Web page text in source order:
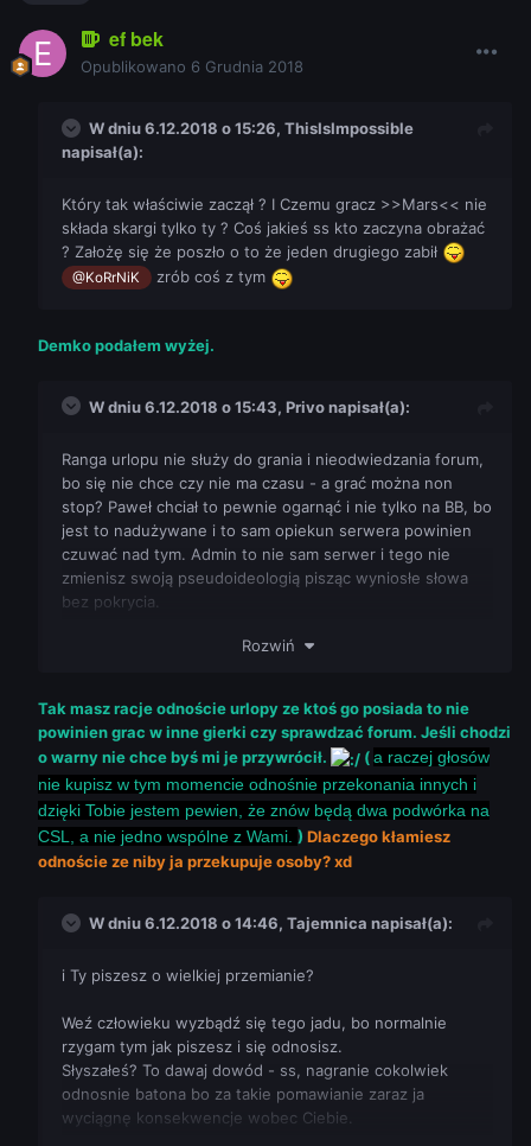
ef bek
Opublikowano 6 Grudnia 2018
W dniu 6.12.2018 o 15:26, ThisIsImpossible
napisał(a):
Który tak właściwie zaczął ? I Czemu gracz >>Mars<< nie
składa skargi tylko ty ? Coś jakieś ss kto zaczyna obrażać
? Założę się że poszło o to że jeden drugiego zabił
@KoRrNiK zrób coś z tym
Demko podałem wyżej.
W dniu 6.12.2018 o 15:43, Privonapisał(a):
Ranga urlopu nie służy do grania i nieodwiedzania forum,
bo się nie chce czy nie ma czasu - a grać można non
stop? Paweł chciał to pewnie ogarnąć i nie tylko na BB, bo
jest to nadużywane i to sam opiekun serwera powinien
czuwać nad tym. Admin to nie sam serwer i tego nie
zmienisz swoją pseudoideologią pisząc wyniosłe słowa
bez pokrycia.
Ogarnięty [a raczej dopieszczony] to jest technicznie na
linii jak zasypię Cię argumentacją, a raczej głosów nie
kupisz w tym momencie odnośnie przekonania innych i
dzięki Tobie jestem pewien, że znów będą dwa podwórka
na CSL, a nie jedno wspólne z Wami.
Nie fikaj odnośnie warnów, bo chcesz to przywrócone
zostaną Ci poprzednie na cały limit i sobie będziesz tylko
ruszają materialne sfery mimo iż są przydatne, ale nie są
wszystkim, więc dla mnie możesz zmienić kolor.
Aż mam ochotę wyłączyć plusy jak patrzę na dzieciarnię
ułożonym w jakieś zdania szamańskich wizji po tabletach.
Co do skargi samej to jak jesteś taki dobry mógłbyś go
nauczyć jak korzystać z forum i złożyć skargę by jak nie
będzie strażnika Teksasu w Twej skromnej osobie, będzie
Rozwiń
Tak masz racje odnoście urlopy ze ktoś go posiada to nie
powinien grac w inne gierki czy sprawdzać forum. Jeśli chodzi
o warny nie chce byś mi je przywrócił.
(a raczej głosów
nie kupisz w tym momencie odnośnie przekonania innych i
dzięki Tobie jestem pewien, że znów będą dwa podwórka na
CSL, a nie jedno wspólne z Wami. ) Dlaczego kłamiesz
odnoście ze niby ja przekupuje osoby? xd
W dniu 6.12.2018 o 14:46, Tajemnica napisał(a):
i Ty piszesz o wielkiej przemianie?
Weź człowieku wyzbądź się tego jadu, bo normalnie
rzygam tym jak piszesz i się odnosisz.
Słyszałeś? To dawaj dowód - ss, nagranie cokolwiek
odnosnie batona bo za takie pomawianie zaraz ja
wyciągnę konsekwencje wobec Ciebie.